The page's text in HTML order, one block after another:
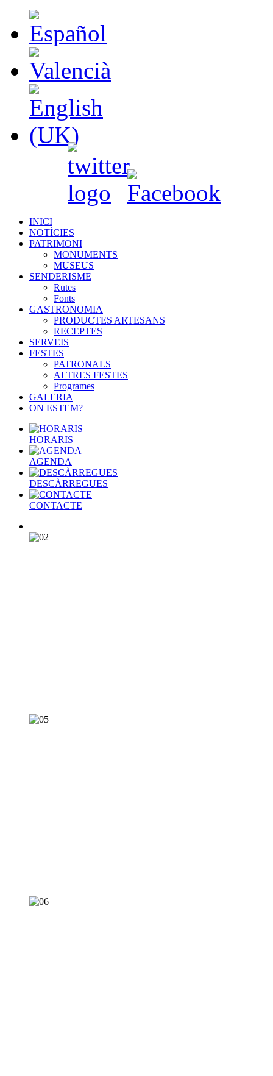
INICI
NOTÍCIES
PATRIMONI
MONUMENTS
MUSEUS
SENDERISME
Rutes
Fonts
GASTRONOMIA
PRODUCTES ARTESANS
RECEPTES
SERVEIS
FESTES
PATRONALS
ALTRES FESTES
Programes
GALERIA
ON ESTEM?
HORARIS
AGENDA
DESCÀRREGUES
CONTACTE